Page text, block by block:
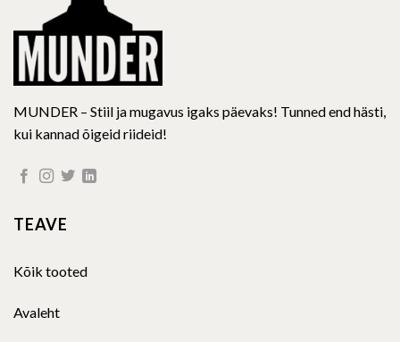
MUNDER – Stiil ja mugavus igaks päevaks! Tunned end hästi,
kui kannad õigeid riideid!
TEAVE
Kõik tooted
Avaleht